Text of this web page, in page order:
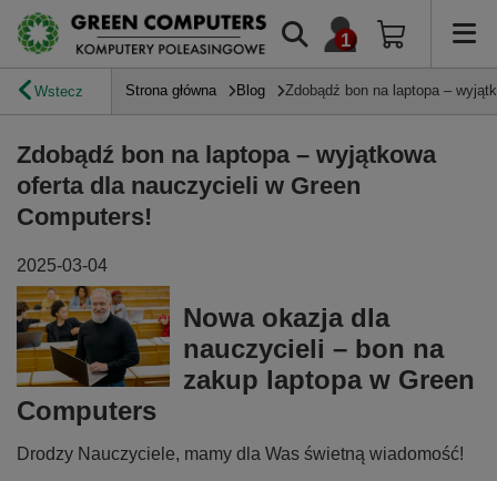
Wstecz Strona główna Blog Zdobądź bon na laptopa –
Zdobądź bon na laptopa – wyjątkowa
oferta dla nauczycieli w Green
Computers!
2025-03-04
Nowa okazja dla
nauczycieli – bon na
zakup laptopa w Green
Computers
Drodzy Nauczyciele, mamy dla Was świetną wiadomość!